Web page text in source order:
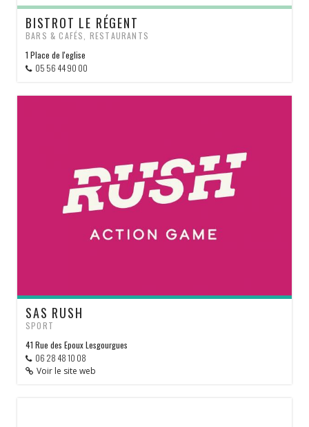
BISTROT LE RÉGENT
BARS & CAFÉS, RESTAURANTS
1 Place de l'eglise
05 56 44 90 00
SAS RUSH
SPORT
41 Rue des Epoux Lesgourgues
06 28 48 10 08
Voir le site web